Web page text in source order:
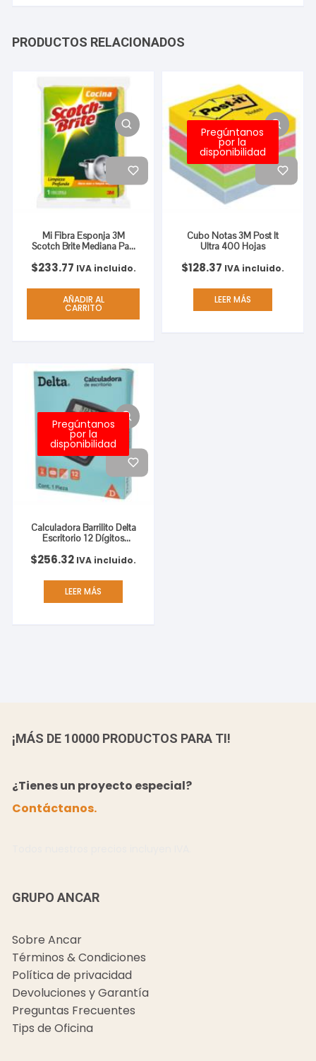
PRODUCTOS RELACIONADOS
Mi Fibra Esponja 3M
Scotch Brite Mediana Paq
$233.77 IVA incluido.
AÑADIR AL
CARRITO
Pregúntanos
por la
disponibilidad
Cubo Notas 3M Post It
Ultra 400 Hojas
$128.37 IVA incluido.
LEER MÁS
Pregúntanos
por la
disponibilidad
Calculadora Barrilito Delta
Escritorio 12 Dígitos
Botón
$256.32 IVA incluido.
LEER MÁS
¡MÁS DE 10000 PRODUCTOS PARA TI!
¿Tienes un proyecto especial?
Contáctanos.
GRUPO ANCAR
Sobre Ancar
Términos & Condiciones
Política de privacidad
Devoluciones y Garantía
Preguntas Frecuentes
Tips de Oficina